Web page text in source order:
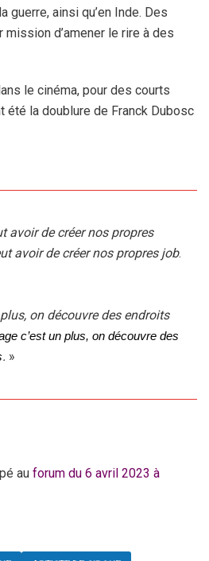
guerre, ainsi qu’en Inde. Des
d’amener le rire à des
le cinéma, pour des courts
été la doublure de Franck Dubosc
avoir de créer nos propres
avoir de créer nos propres job.
on découvre des endroits
c’est un plus, on découvre des
. »
au forum du 6 avril 2023 à